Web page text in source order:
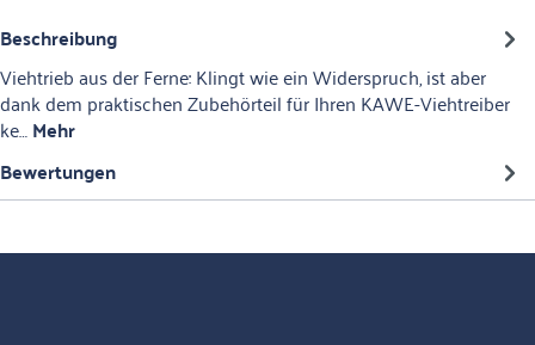
Beschreibung
Viehtrieb aus der Ferne: Klingt wie ein Widerspruch, ist aber
dank dem praktischen Zubehörteil für Ihren KAWE-Viehtreiber
ke…Mehr
Bewertungen